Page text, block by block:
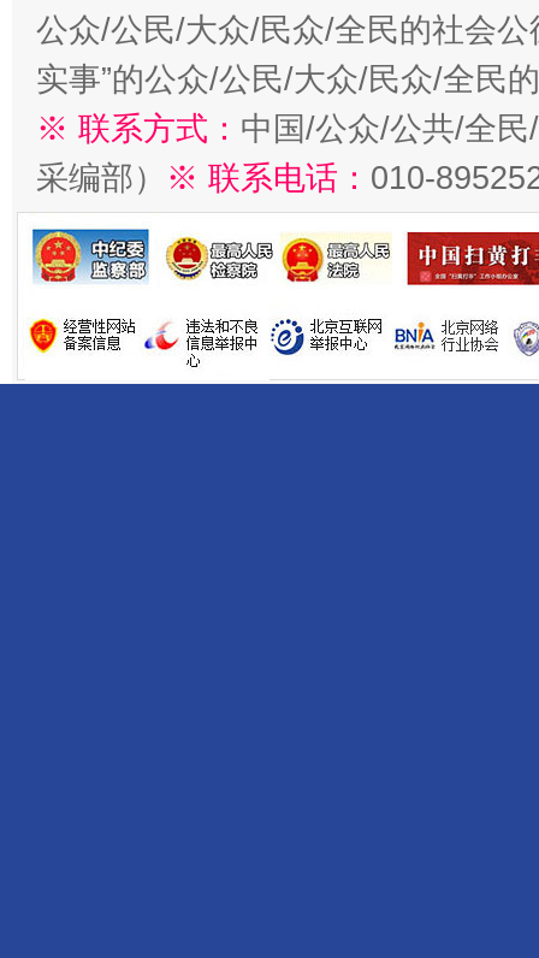
公众/公民/大众/民众/全民的社会公
实事”的公众/公民/大众/民众/全民
※ 联系方式： 中国/公众/公共/全
采编部） ※ 联系电话： 010-